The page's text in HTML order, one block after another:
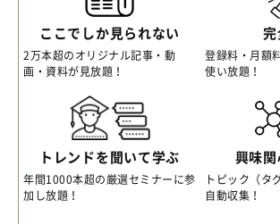
ここでしか見られない
2万本超のオリジナル記事・動
画・資料が見放題！
登録料・月額
使い放題！
トレンドを聞いて学ぶ
年間1000本超の厳選セミナーに参
加し放題！
興味
トピック（タ
自動収集！